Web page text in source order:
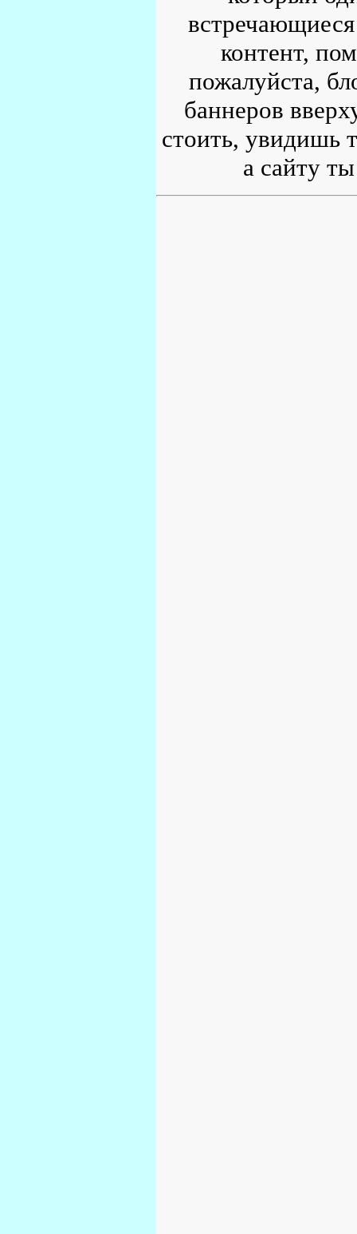
контент,
пожалуйста,
баннеров
стоить, увидишь
а сайту